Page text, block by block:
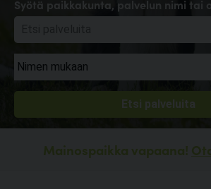
Syötä paikkakunta, palvelun nimi tai
Mainospaikka vapaana!